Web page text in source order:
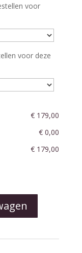
voor
voor deze
€ 179,00
€ 0,00
€ 179,00